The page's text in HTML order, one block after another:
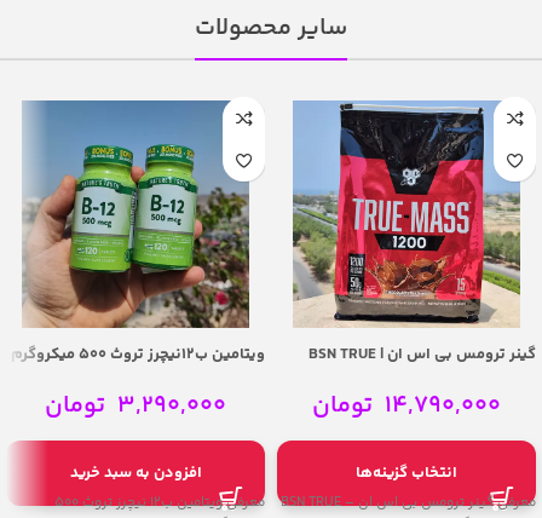
سایر محصولات
گینر ترومس بی اس ان | BSN TRUE
14,790,000 تومان
انتخاب گزینه‌ها
معرفی گینر ترومس بی اس ان – BSN TRUE
ویتامین ب12نیچرز تروث 500 میکروگرم
mcg 120 Tablets
3,290,000 تومان
افزودن به سبد خرید
معرفی ویتامین ب12 نیچرز تروث 500